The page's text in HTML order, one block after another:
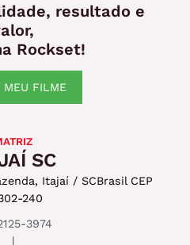
resultado e
Rockset!
MEU FILME
SC
Itajaí / SCBrasil CEP
240
3974
|